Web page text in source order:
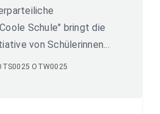
Schule" bringt die
von Schülerinnen...
OTW0025